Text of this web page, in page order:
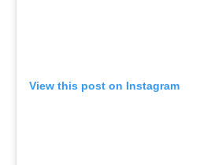
View this post on Instagram